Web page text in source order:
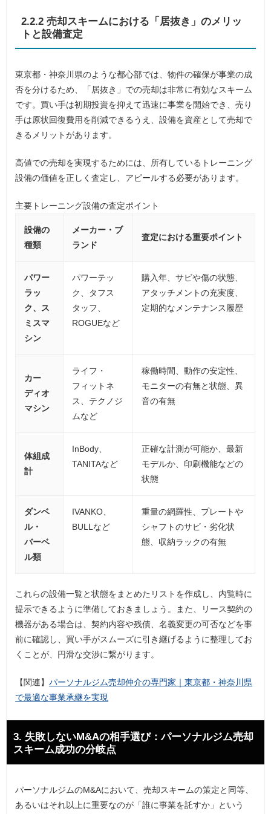
2.2.2 売却スキームにおける「居抜き」のメリッ
トと設備査定
東京都・神奈川県のような都心部では、物件の確保が事業の成
否を分けるため、「居抜き」での売却は非常に有効なスキーム
です。買い手は初期投資を抑えて迅速に事業を開始でき、売り
手は原状回復費用を削減できるうえ、設備を資産として売却で
きるメリットがあります。
高値での売却を実現するためには、所有しているトレーニング
設備の価値を正しく査定し、アピールする必要があります。
主要トレーニング設備の査定ポイント
設備の
種類
メーカー・ブ
ランド
査定における重要ポイント
パワー
ラッ
ク、ス
ミスマ
シン
パワーテッ
ク、タフス
タッフ、
ROGUEなど
購入年、サビや傷の状態、
アタッチメントの充実度、
定期的なメンテナンス履歴
カー
ディオ
マシン
ライフ・
フィットネ
ス、テクノジ
ムなど
稼働時間、動作の安定性、
モニターの有無と状態、異
音の有無
体組成
計
InBody、
TANITAなど
正確な計測が可能か、最新
モデルか、印刷機能などの
状態
ダンベ
ル・
バーベ
ル類
IVANKO、
BULLなど
重量の網羅性、プレートや
シャフトのサビ・劣化状
態、収納ラックの有無
これらの設備一覧と状態をまとめたリストを作成し、内覧時に
提示できるように準備しておきましょう。また、リース契約の
機器がある場合は、契約内容や残債、名義変更の可否などを事
前に確認し、買い手がスムーズに引き継げるように整理してお
くことが、円滑な交渉に繋がります。
【関連】パーソナルジム売却仲介の専門家｜東京都・神奈川県
で最適な事業承継を実現
3. 失敗しないM&Aの相手選び：パーソナルジム売却
スキーム成功の分岐点
パーソナルジムのM&Aにおいて、売却スキームの策定と同等、
あるいはそれ以上に重要なのが「誰に事業を託すか」という